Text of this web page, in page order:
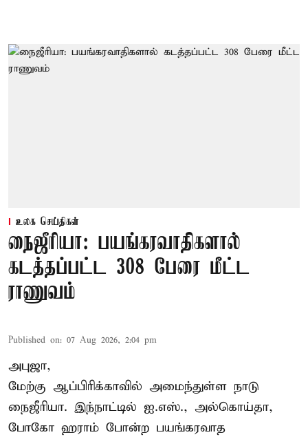
உலக செய்திகள்
நைஜீரியா: பயங்கரவாதிகளால்
கடத்தப்பட்ட 308 பேரை மீட்ட
ராணுவம்
Published on: 07 Aug 2026, 2:04 pm
அபுஜா,
மேற்கு ஆப்பிரிக்காவில் அமைந்துள்ள நாடு
நைஜீரியா. இந்நாட்டில் ஐ.எஸ்., அல்கொய்தா,
போகோ ஹராம் போன்ற பயங்கரவாத